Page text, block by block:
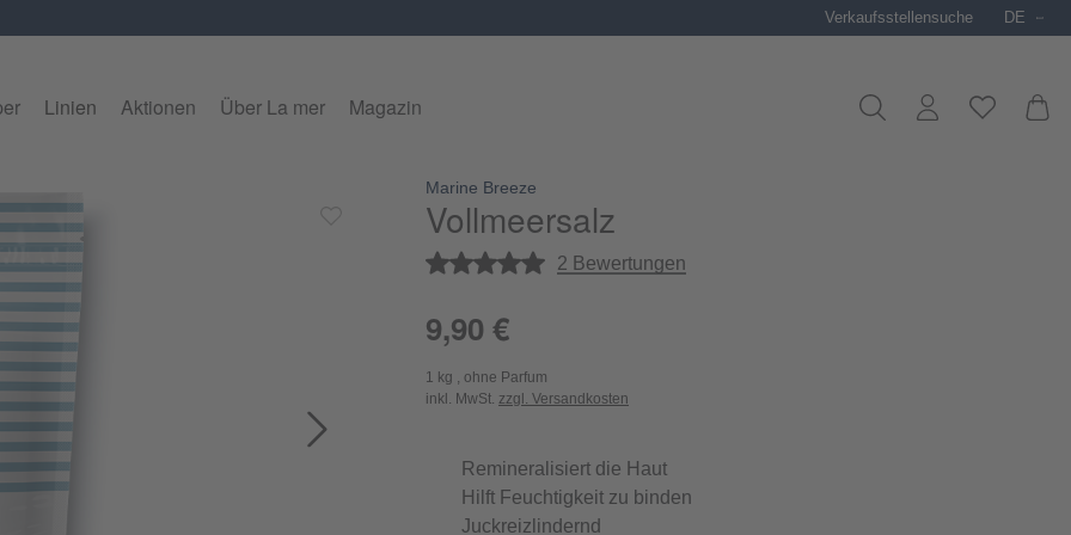
Verkaufsstellensuche DE
Linien Aktionen Über La mer Magazin
9,90 €
1 kg , ohne Parfum
inkl. MwSt. zzgl. Versandkosten
Remineralisiert die Haut
Hilft Feuchtigkeit zu binden
Juckreizlindernd
Marine Breeze
Vollmeersalz
Durchschnittliche Bewertung von 5 von 5 Sternen
2 Bewertungen